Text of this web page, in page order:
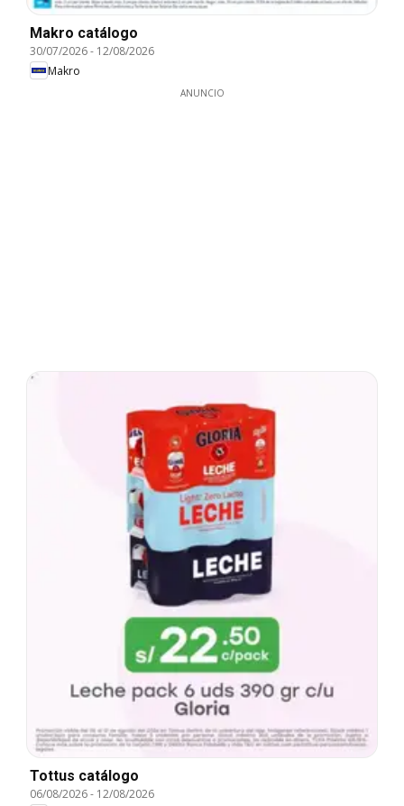
Makro catálogo
30/07/2026- 12/08/2026
Makro
ANUNCIO
Tottus catálogo
06/08/2026- 12/08/2026